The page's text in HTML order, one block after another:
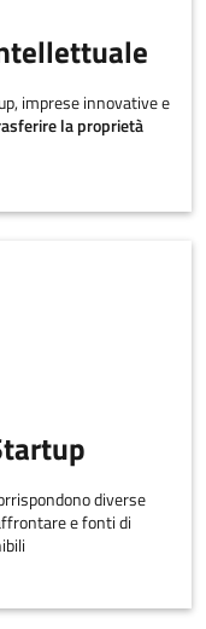
imprese innovative e
la proprietà
diverse
e fonti di